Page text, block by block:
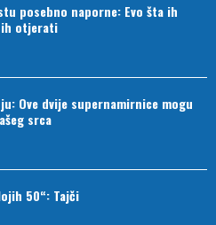
posebno naporne: Evo šta ih
otjerati
Ove dvije supernamirnice mogu
srca
50“: Tajči